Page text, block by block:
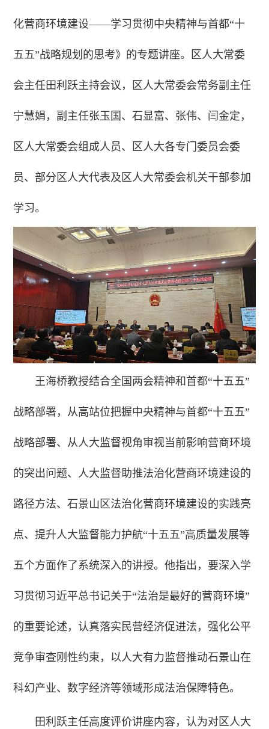
化营商环境建设——学习贯彻中央精神与首都“十
五五”战略规划的思考》的专题讲座。区人大常委
会主任田利跃主持会议，区人大常委会常务副主任
宁慧娟，副主任张玉国、石显富、张伟、闫金定，
区人大常委会组成人员、区人大各专门委员会委
员、部分区人大代表及区人大常委会机关干部参加
学习。
王海桥教授结合全国两会精神和首都“十五五”
战略部署，从高站位把握中央精神与首都“十五五”
战略部署、从人大监督视角审视当前影响营商环境
的突出问题、人大监督助推法治化营商环境建设的
路径方法、石景山区法治化营商环境建设的实践亮
点、提升人大监督能力护航“十五五”高质量发展等
五个方面作了系统深入的讲授。他指出，要深入学
习贯彻习近平总书记关于“法治是最好的营商环境”
的重要论述，认真落实民营经济促进法，强化公平
竞争审查刚性约束，以人大有力监督推动石景山在
科幻产业、数字经济等领域形成法治保障特色。
田利跃主任高度评价讲座内容，认为对区人大